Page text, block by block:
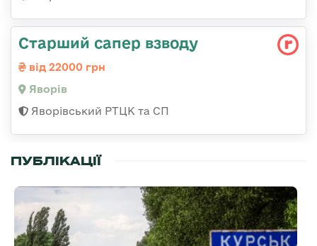
Старший сапер взводу
від 22000 грн
Яворів
Яворівський РТЦК та СП
ПУБЛІКАЦІЇ